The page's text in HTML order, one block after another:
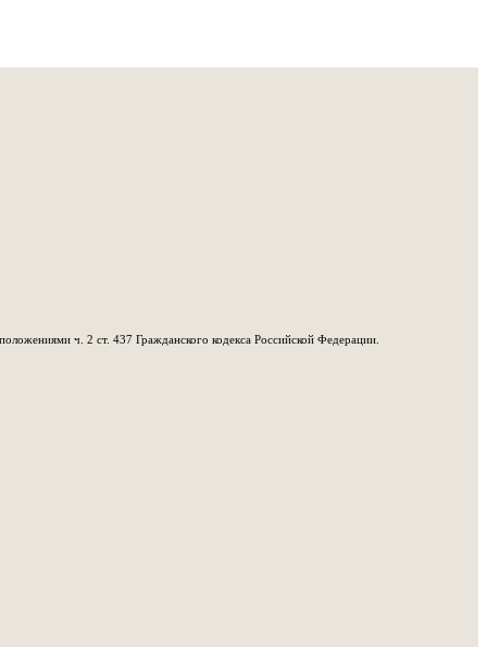
ч. 2 ст. 437 Гражданского кодекса Российской Федерации.